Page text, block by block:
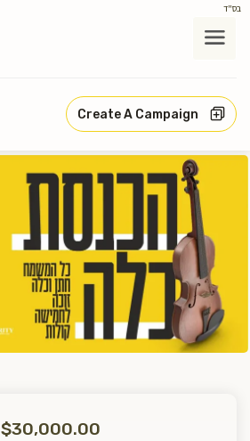
בס"ד
Create A Campaign
$30,000.00